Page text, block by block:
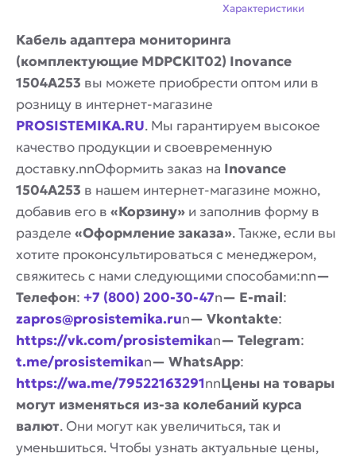
Характеристики
Кабель адаптера мониторинга
(комплектующие MDPCKIT02) Inovance
1504A253 вы можете приобрести оптом или в
розницу в интернет-магазине
PROSISTEMIKA.RU. Мы гарантируем высокое
качество продукции и своевременную
доставку.nnОформить заказ на Inovance
1504A253 в нашем интернет-магазине можно,
добавив его в «Корзину» и заполнив форму в
разделе «Оформление заказа». Также, если вы
хотите проконсультироваться с менеджером,
свяжитесь с нами следующими способами:nn—
Телефон: +7 (800) 200-30-47n— E-mail:
zapros@prosistemika.run— Vkontakte:
https://vk.com/prosistemikan— Telegram:
t.me/prosistemikan— WhatsApp:
https://wa.me/79522163291nnЦены на товары
могут изменяться из-за колебаний курса
валют. Они могут как увеличиться, так и
уменьшиться. Чтобы узнать актуальные цены,